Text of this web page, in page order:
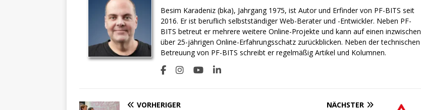
Besim Karadeniz (bka), Jahrgang 1975, ist Autor und Erfinder von PF-BITS seit
2016. Er ist beruflich selbstständiger Web-Berater und -Entwickler. Neben PF-
BITS betreut er mehrere weitere Online-Projekte und kann auf einen inzwischen
über 25-jährigen Online-Erfahrungsschatz zurückblicken. Neben der technischen
Betreuung von PF-BITS schreibt er regelmäßig Artikel und Kolumnen.
VORHERIGER NÄCHSTER